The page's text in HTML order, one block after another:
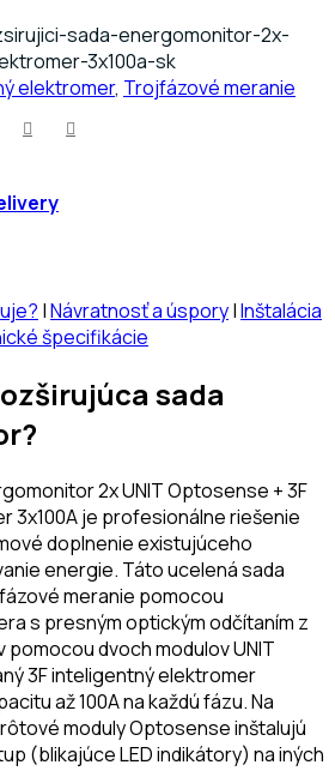
sada-energomonitor-2x-
3x100a-sk
elektromer, Trojfázové meranie
|Návratnosť a úspory|Inštalácia
špecifikácie
sada
2x UNIT Optosense + 3F
3x100A je profesionálne riešenie
doplnenie existujúceho
energie. Táto ucelená sada
meranie pomocou
s presným optickým odčítaním z
dvoch modulov UNIT
3F inteligentný elektromer
až 100A na každú fázu. Na
moduly Optosense inštalujú
(blikajúce LED indikátory) na iných